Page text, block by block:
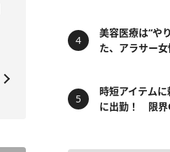
美容医療は“や
た、アラサー
時短アイテム
に出勤！ 限界